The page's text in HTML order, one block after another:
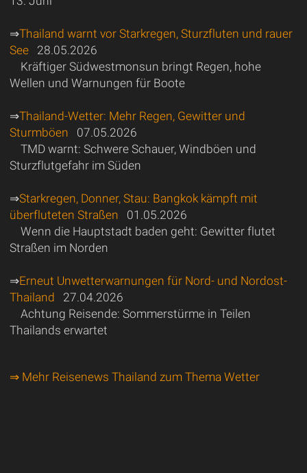
⇒Thailand warnt vor Starkregen, Sturzfluten und rauer
See28.05.2026
Kräftiger Südwestmonsun bringt Regen, hohe
Wellen und Warnungen für Boote
⇒Thailand-Wetter: Mehr Regen, Gewitter und
Sturmböen 07.05.2026
TMD warnt: Schwere Schauer, Windböen und
Sturzflutgefahr im Süden
⇒Starkregen, Donner, Stau: Bangkok kämpft mit
überfluteten Straßen 01.05.2026
Wenn die Hauptstadt baden geht: Gewitter flutet
Straßen im Norden
⇒Erneut Unwetterwarnungen für Nord- und Nordost-
Thailand 27.04.2026
Achtung Reisende: Sommerstürme in Teilen
Thailands erwartet
⇒ Mehr Reisenews Thailand zum Thema Wetter